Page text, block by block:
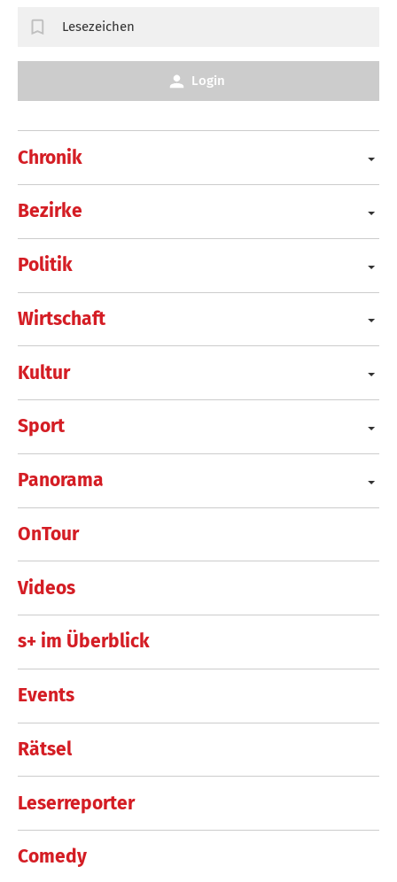
Chronik
Bezirke
Politik
Wirtschaft
Kultur
Sport
Panorama
OnTour
Videos
s+ im Überblick
Events
Rätsel
Leserreporter
Comedy
Lesezeichen
Login